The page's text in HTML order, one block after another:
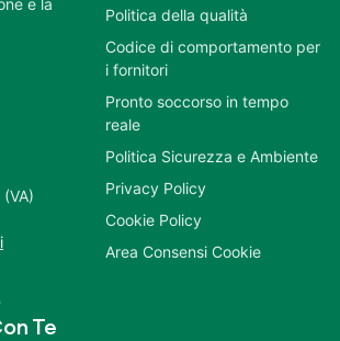
e la
Te
Politica della qualità
Codice di comportamento per
i fornitori
Pronto soccorso in tempo
reale
Politica Sicurezza e Ambiente
Privacy Policy
Cookie Policy
Area Consensi Cookie